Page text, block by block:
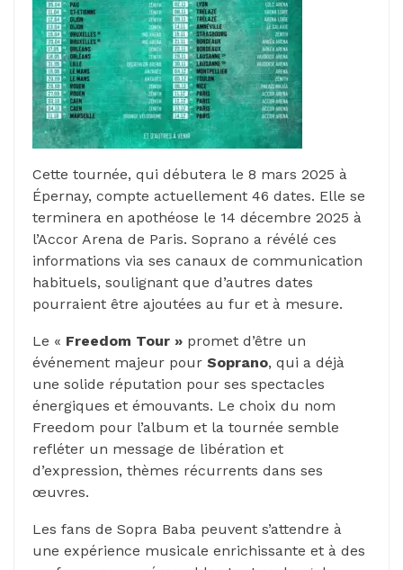
Cette tournée, qui débutera le 8 mars 2025 à
Épernay, compte actuellement 46 dates. Elle se
terminera en apothéose le 14 décembre 2025 à
l’Accor Arena de Paris. Soprano a révélé ces
informations via ses canaux de communication
habituels, soulignant que d’autres dates
pourraient être ajoutées au fur et à mesure.
Le « Freedom Tour » promet d’être un
événement majeur pour Soprano, qui a déjà
une solide réputation pour ses spectacles
énergiques et émouvants. Le choix du nom
Freedom pour l’album et la tournée semble
refléter un message de libération et
d’expression, thèmes récurrents dans ses
œuvres.
Les fans de Sopra Baba peuvent s’attendre à
une expérience musicale enrichissante et à des